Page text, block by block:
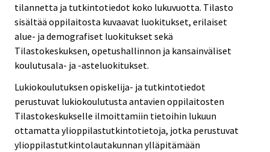
tilannetta ja tutkintotiedot koko lukuvuotta. Tilasto
sisältää oppilaitosta kuvaavat luokitukset, erilaiset
alue- ja demografiset luokitukset sekä
Tilastokeskuksen, opetushallinnon ja kansainväliset
koulutusala- ja -asteluokitukset.
Lukiokoulutuksen opiskelija- ja tutkintotiedot
perustuvat lukiokoulutusta antavien oppilaitosten
Tilastokeskukselle ilmoittamiin tietoihin lukuun
ottamatta ylioppilastutkintotietoja, jotka perustuvat
ylioppilastutkintolautakunnan ylläpitämään